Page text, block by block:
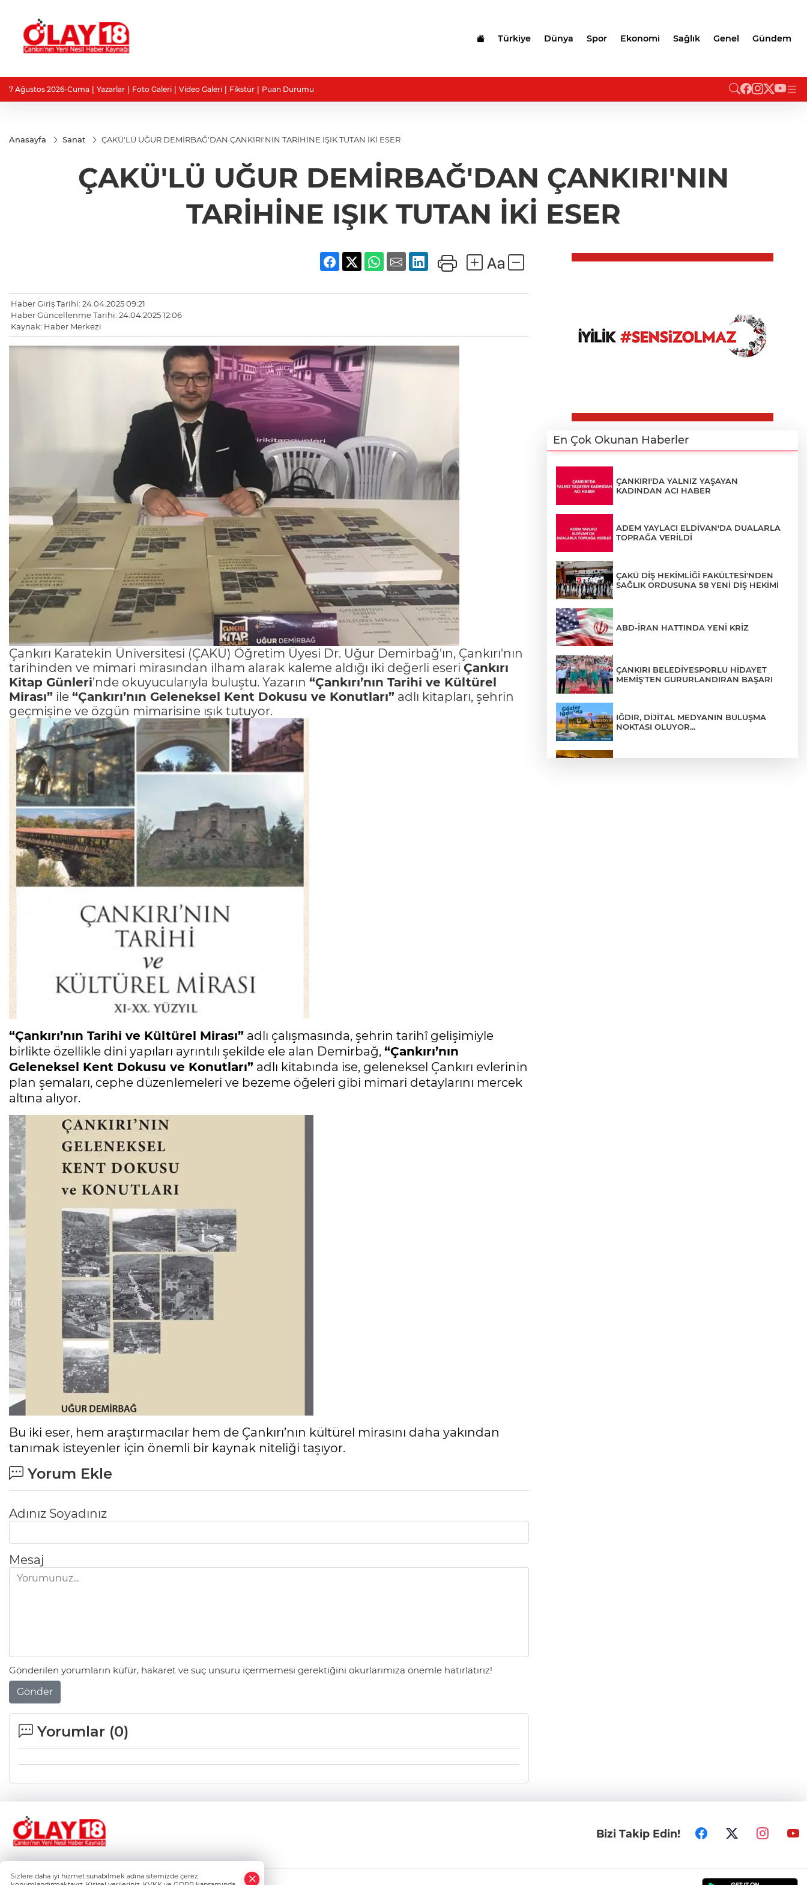
Türkiye Dünya Spor Ekonomi Sağlık Genel Gündem
7 Ağustos 2026-Cuma Yazarlar Foto Galeri Video Galeri Fikstür Puan Durumu
Anasayfa Sanat ÇAKÜ'LÜ UĞUR DEMİRBAĞ'DAN ÇANKIRI'NIN TARİHİNE IŞIK TUTAN İKİ ESER
ÇAKÜ'LÜ UĞUR DEMİRBAĞ'DAN ÇANKIRI'NIN
TARİHİNE IŞIK TUTAN İKİ ESER
Haber Giriş Tarihi: 24.04.2025 09:21
Haber Güncellenme Tarihi: 24.04.2025 12:06
Kaynak: Haber Merkezi
Çankırı Karatekin Üniversitesi (ÇAKÜ) Öğretim Üyesi Dr. Uğur Demirbağ'ın, Çankırı'nın
tarihinden ve mimari mirasından ilham alarak kaleme aldığı iki değerli eseri Çankırı
Kitap Günleri’nde okuyucularıyla buluştu. Yazarın “Çankırı’nın Tarihi ve Kültürel
Mirası” ile “Çankırı’nın Geleneksel Kent Dokusu ve Konutları” adlı kitapları, şehrin
geçmişine ve özgün mimarisine ışık tutuyor.
“Çankırı’nın Tarihi ve Kültürel Mirası” adlı çalışmasında, şehrin tarihî gelişimiyle
birlikte özellikle dini yapıları ayrıntılı şekilde ele alan Demirbağ, “Çankırı’nın
Geleneksel Kent Dokusu ve Konutları” adlı kitabında ise, geleneksel Çankırı evlerinin
plan şemaları, cephe düzenlemeleri ve bezeme öğeleri gibi mimari detaylarını mercek
altına alıyor.
Bu iki eser, hem araştırmacılar hem de Çankırı’nın kültürel mirasını daha yakından
tanımak isteyenler için önemli bir kaynak niteliği taşıyor.
Yorum Ekle
Adınız Soyadınız
Mesaj
Gönderilen yorumların küfür, hakaret ve suç unsuru içermemesi gerektiğini okurlarımıza önemle hatırlatırız!
Gönder
Yorumlar (0)
En Çok Okunan Haberler
ÇANKIRI'DA YALNIZ YAŞAYAN
KADINDAN ACI HABER
ADEM YAYLACI ELDİVAN'DA DUALARLA
TOPRAĞA VERİLDİ
ÇAKÜ DİŞ HEKİMLİĞİ FAKÜLTESİ'NDEN
SAĞLIK ORDUSUNA 58 YENİ DİŞ HEKİMİ
ABD-İRAN HATTINDA YENİ KRİZ
ÇANKIRI BELEDİYESPORLU HİDAYET
MEMİŞ'TEN GURURLANDIRAN BAŞARI
IĞDIR, DİJİTAL MEDYANIN BULUŞMA
NOKTASI OLUYOR...
Bizi Takip Edin!
Sizlere daha iyi hizmet sunabilmek adına sitemizde çerez